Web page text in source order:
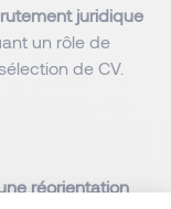
juridique
un rôle de
de CV.
réorientation